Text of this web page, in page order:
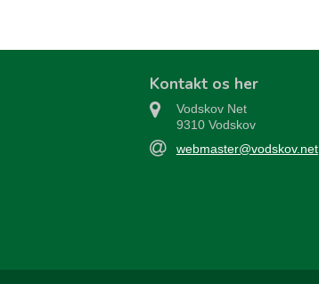
Kontakt os her
Vodskov Net
9310 Vodskov
webmaster@vodskov.net